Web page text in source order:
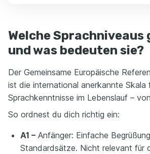
Welche Sprachniveaus
und was bedeuten sie?
Der Gemeinsame Europäische
ist die international anerkannte Skala
Sprachkenntnisse im Lebenslauf –
So ordnest du dich richtig ein:
A1 – Anfänger: Einfache
Standardsätze. Nicht relevant für